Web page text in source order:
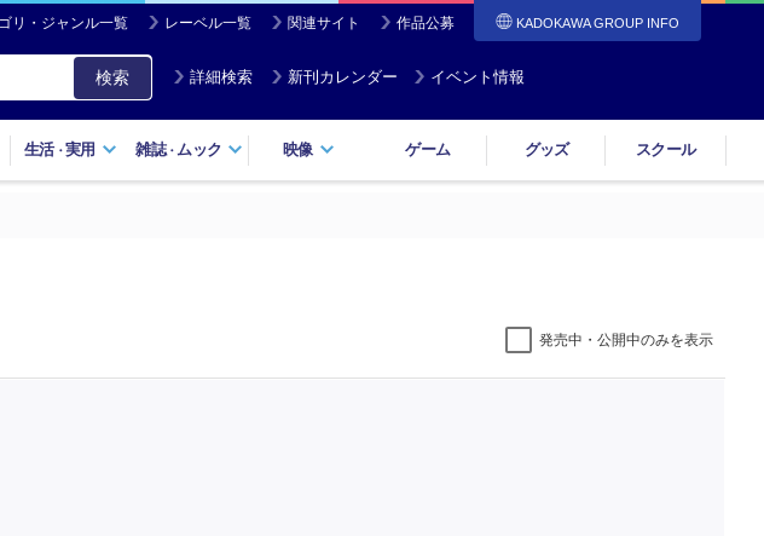
リ・ジャンル一覧 レーベル一覧 関連サイト 作品公募 KADOKAWA GROUP INFO
検索 詳細検索 新刊カレンダー イベント情報
生活・実用 雑誌・ ムック 映像 ゲーム グッズ スクール
発売中・公開中のみを表示